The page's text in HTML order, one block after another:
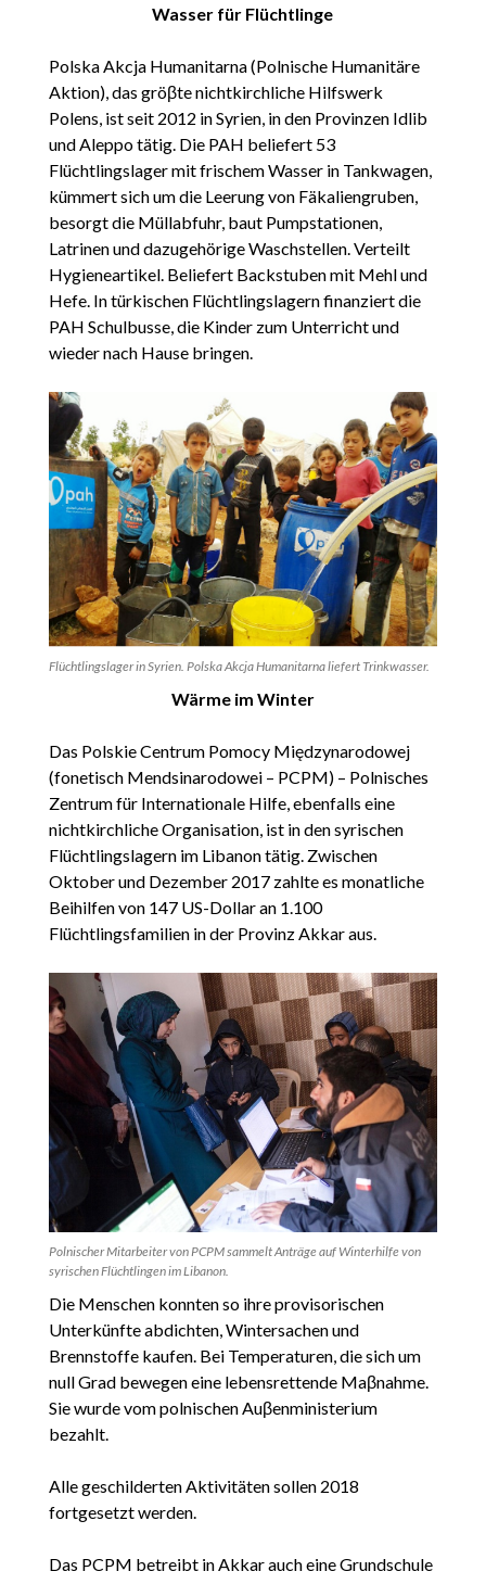
Wasser für Flüchtlinge
Polska Akcja Humanitarna (Polnische Humanitäre
Aktion), das gröβte nichtkirchliche Hilfswerk
Polens, ist seit 2012 in Syrien, in den Provinzen Idlib
und Aleppo tätig. Die PAH beliefert 53
Flüchtlingslager mit frischem Wasser in Tankwagen,
kümmert sich um die Leerung von Fäkaliengruben,
besorgt die Müllabfuhr, baut Pumpstationen,
Latrinen und dazugehörige Waschstellen. Verteilt
Hygieneartikel. Beliefert Backstuben mit Mehl und
Hefe. In türkischen Flüchtlingslagern finanziert die
PAH Schulbusse, die Kinder zum Unterricht und
wieder nach Hause bringen.
Flüchtlingslager in Syrien. Polska Akcja Humanitarna liefert Trinkwasser.
Wärme im Winter
Das Polskie Centrum Pomocy Międzynarodowej
(fonetisch Mendsinarodowei – PCPM) – Polnisches
Zentrum für Internationale Hilfe, ebenfalls eine
nichtkirchliche Organisation, ist in den syrischen
Flüchtlingslagern im Libanon tätig. Zwischen
Oktober und Dezember 2017 zahlte es monatliche
Beihilfen von 147 US-Dollar an 1.100
Flüchtlingsfamilien in der Provinz Akkar aus.
Polnischer Mitarbeiter von PCPM sammelt Anträge auf Winterhilfe von
syrischen Flüchtlingen im Libanon.
Die Menschen konnten so ihre provisorischen
Unterkünfte abdichten, Wintersachen und
Brennstoffe kaufen. Bei Temperaturen, die sich um
null Grad bewegen eine lebensrettende Maβnahme.
Sie wurde vom polnischen Auβenministerium
bezahlt.
Alle geschilderten Aktivitäten sollen 2018
fortgesetzt werden.
Das PCPM betreibt in Akkar auch eine Grundschule